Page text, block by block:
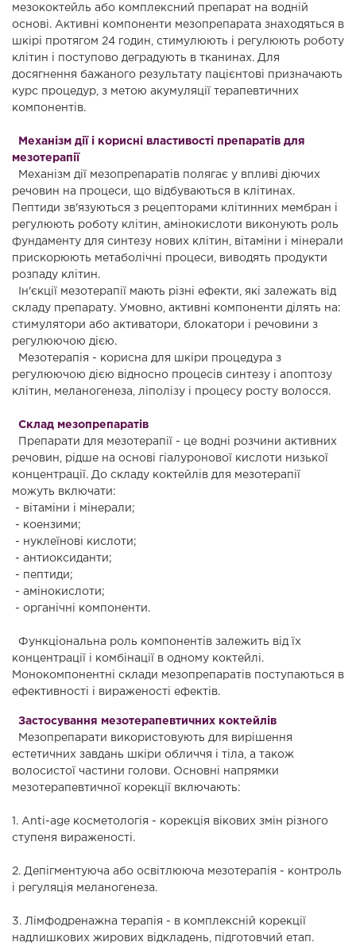
мезококтейль або комплексний препарат на водній
основі. Активні компоненти мезопрепарата знаходяться в
шкірі протягом 24 годин, стимулюють і регулюють роботу
клітин і поступово деградують в тканинах. Для
досягнення бажаного результату пацієнтові призначають
курс процедур, з метою акумуляції терапевтичних
компонентів.
Механізм дії і корисні властивості препаратів для
мезотерапії
Механізм дії мезопрепаратів полягає у впливі діючих
речовин на процеси, що відбуваються в клітинах.
Пептиди зв'язуються з рецепторами клітинних мембран і
регулюють роботу клітин, амінокислоти виконують роль
фундаменту для синтезу нових клітин, вітаміни і мінерали
прискорюють метаболічні процеси, виводять продукти
розпаду клітин.
Ін'єкції мезотерапії мають різні ефекти, які залежать від
складу препарату. Умовно, активні компоненти ділять на:
стимулятори або активатори, блокатори і речовини з
регулюючою дією.
Мезотерапія - корисна для шкіри процедура з
регулюючою дією відносно процесів синтезу і апоптозу
клітин, меланогенеза, ліполізу і процесу росту волосся.
Склад мезопрепаратів
Препарати для мезотерапії - це водні розчини активних
речовин, рідше на основі гіалуронової кислоти низької
концентрації. До складу коктейлів для мезотерапії
можуть включати:
- вітаміни і мінерали;
- коензими;
- нуклеїнові кислоти;
- антиоксиданти;
- пептиди;
- амінокислоти;
- органічні компоненти.
Функціональна роль компонентів залежить від їх
концентрації і комбінації в одному коктейлі.
Монокомпонентні склади мезопрепаратів поступаються в
ефективності і вираженості ефектів.
Застосування мезотерапевтичних коктейлів
Мезопрепарати використовують для вирішення
естетичних завдань шкіри обличчя і тіла, а також
волосистої частини голови. Основні напрямки
мезотерапевтичної корекції включають:
1. Anti-age косметологія - корекція вікових змін різного
ступеня вираженості.
2. Депігментуюча або освітлююча мезотерапія - контроль
і регуляція меланогенеза.
3. Лімфодренажна терапія - в комплексній корекції
надлишкових жирових відкладень, підготовчий етап.